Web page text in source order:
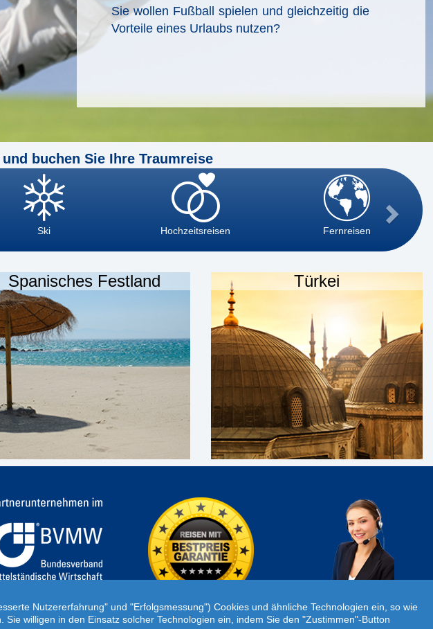
Sie wollen Fußball spielen und gleichzeitig die
Vorteile eines Urlaubs nutzen?
buchen Sie Ihre Traumreise
Ski Hochzeitsreisen Fernreisen
Spanisches Festland Türkei
Individuelle Reiseanfrage!
Nutzererfahrung" und "Erfolgsmessung") Cookies und ähnliche Technologien ein, so wie
willigen in den Einsatz solcher Technologien ein, indem Sie den "Zustimmen"-Button